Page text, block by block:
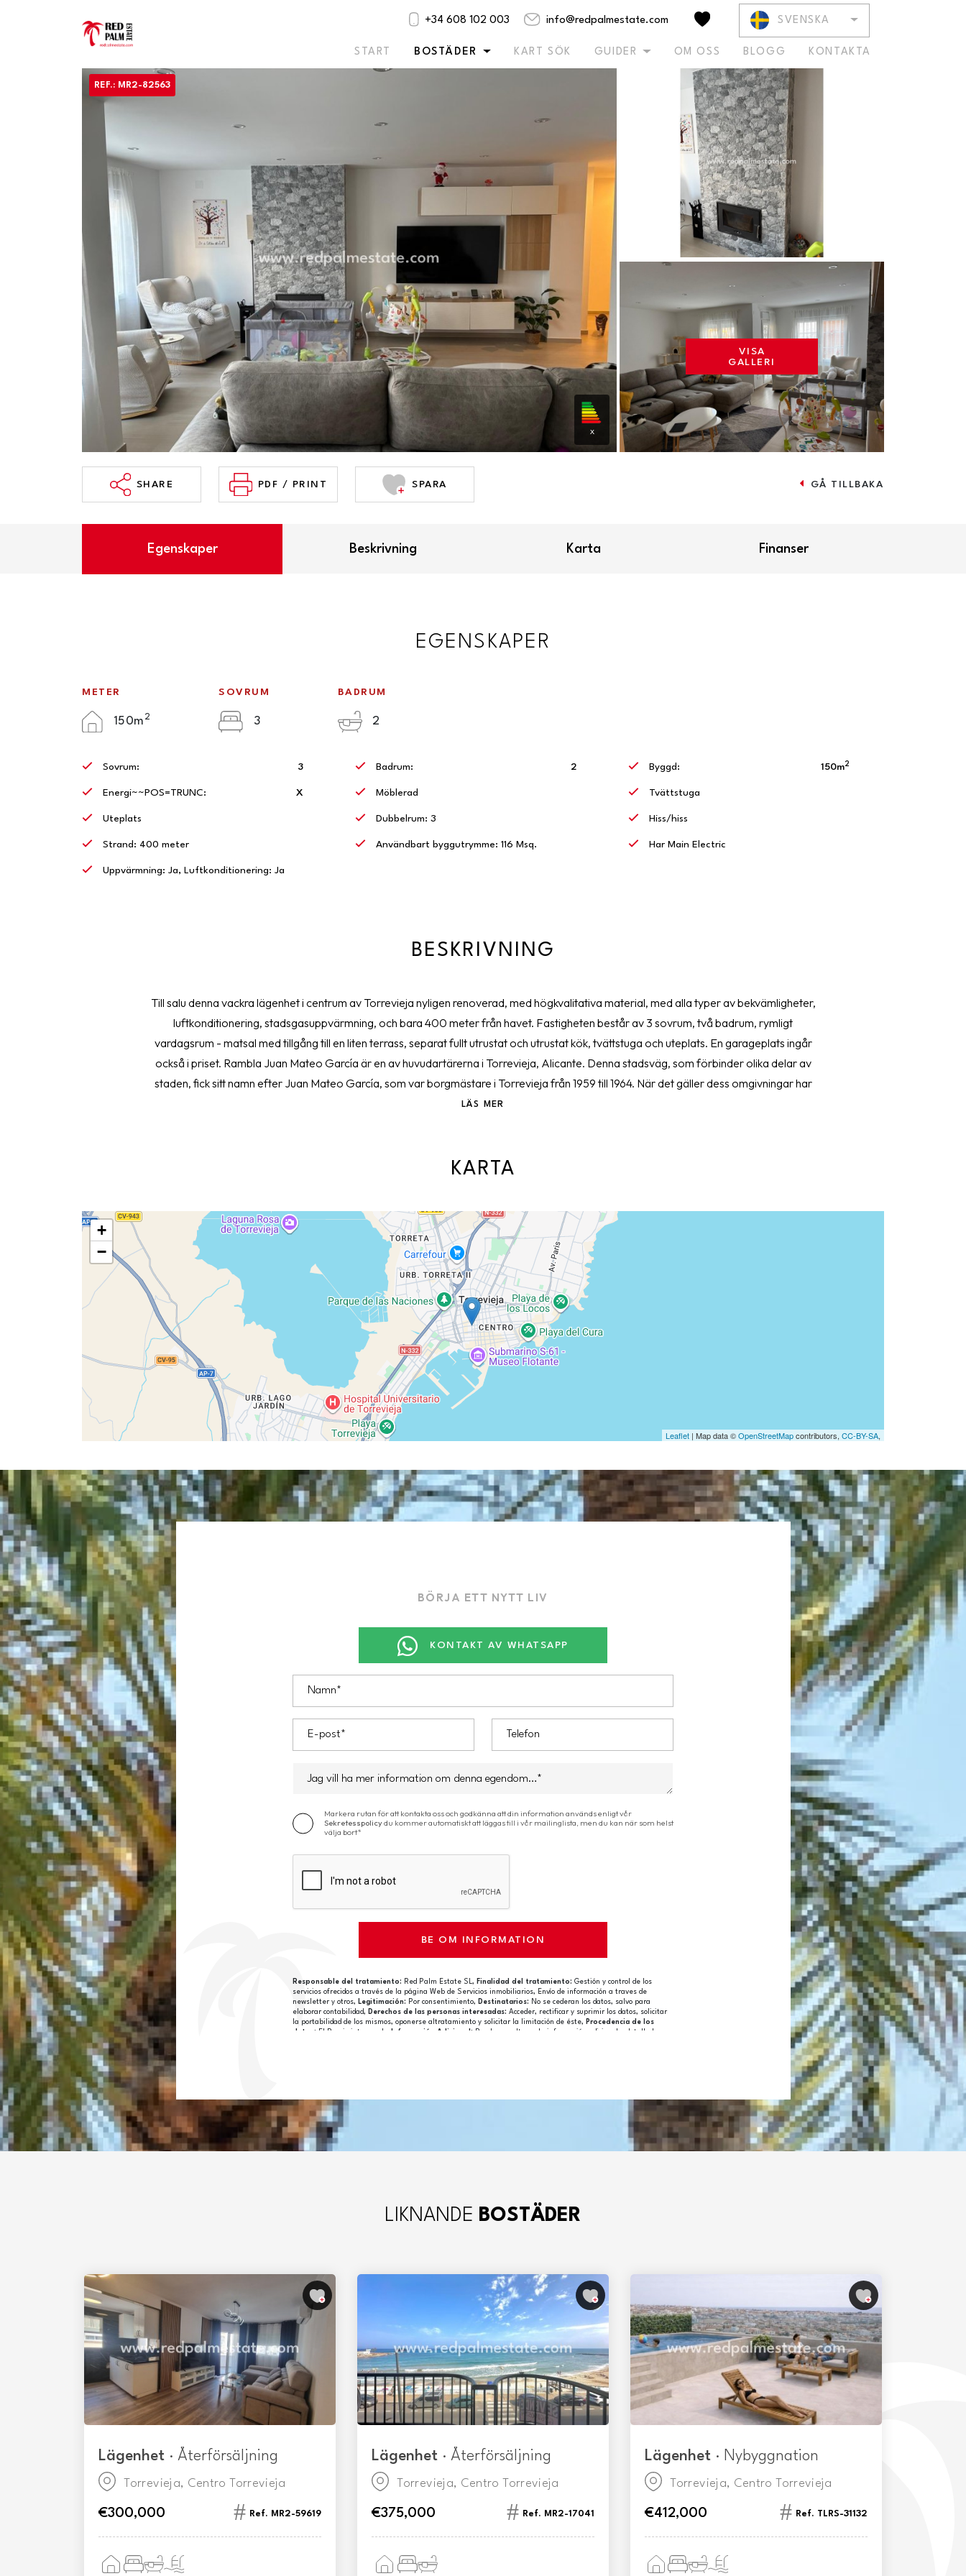
+34 608 102 003 info@redpalmestate.com SVENSKA
START BOSTÄDER KART SÖK GUIDER OM OSS BLOGG KONTAKTA
Lägenhet
Torrevieja
€365.000
MEDDELA
BE OM
REF.: MR2-82563
X
VISA
GALLERI
SHARE PDF / PRINT SPARA GÅ TILLBAKA
Egenskaper Beskrivning Karta Finanser
EGENSKAPER
METER
150m 2
SOVRUM
3
BADRUM
2
Sovrum: 3 Badrum: 2 Byggd: 150m2
Energi~~POS=TRUNC: X Möblerad Tvättstuga
Uteplats Dubbelrum: 3 Hiss/hiss
Strand: 400 meter Användbart byggutrymme: 116 Msq. Har Main Electric
Uppvärmning: Ja, Luftkonditionering: Ja
BESKRIVNING
Till salu denna vackra lägenhet i centrum av Torrevieja nyligen renoverad, med högkvalitativa material, med alla typer av bekvämligheter,
luftkonditionering, stadsgasuppvärmning, och bara 400 meter från havet. Fastigheten består av 3 sovrum, två badrum, rymligt
vardagsrum - matsal med tillgång till en liten terrass, separat fullt utrustat och utrustat kök, tvättstuga och uteplats. En garageplats ingår
också i priset. Rambla Juan Mateo García är en av huvudartärerna i Torrevieja, Alicante. Denna stadsväg, som förbinder olika delar av
staden, fick sitt namn efter Juan Mateo García, som var borgmästare i Torrevieja från 1959 till 1964. När det gäller dess omgivningar har
Rambla Juan Mateo García en mängd olika tjänster och butiker som gör det är ett dynamiskt och hektiskt område. Tjänster som är
historia, tjänster och urbana förbättringar, och erbjuder sina invånare och besökare en bekväm och välutrustad miljö. Ska vi boka in ditt
LÄS MER
KARTA
+
−
Leaflet | Map data ©OpenStreetMapcontributors, CC-BY-SA,
BÖRJA ETT NYTT LIV
KONTAKT AV WHATSAPP
Markera rutan för att kontakta oss och godkänna att din information används enligt vår
Sekretesspolicydu kommer automatiskt att läggas till i vår mailinglista, men du kan när som helst
välja bort*
Responsable del tratamiento: Red Palm Estate SL, Finalidad del tratamiento: Gestión y control de los
servicios ofrecidos a través de la página Web de Servicios inmobiliarios, Envío de información a traves de
newsletter y otros, Legitimación: Por consentimiento, Destinatarios: No se cederan los datos, salvo para
elaborar contabilidad, Derechos de las personas interesadas: Acceder, rectificar y suprimir los datos, solicitar
la portabilidad de los mismos, oponerse altratamiento y solicitar la limitación de éste, Procedencia de los
datos: El Propio interesado, Información Adicional: Puede consultarse la información adicional y detallada
LIKNANDE BOSTÄDER
Lägenhet · Återförsäljning
Torrevieja, Centro Torrevieja
€300,000 Ref. MR2-59619
Lägenhet · Återförsäljning
Torrevieja, Centro Torrevieja
€375,000 Ref. MR2-17041
Lägenhet · Nybyggnation
Torrevieja, Centro Torrevieja
€412,000 Ref. TLRS-31132